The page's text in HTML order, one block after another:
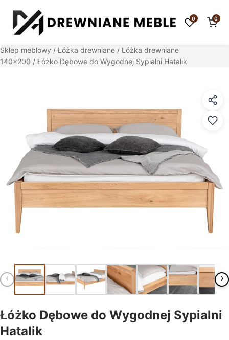
0 0
Sklep meblowy / Łóżka drewniane / Łóżka drewniane
140x200 / Łóżko Dębowe do Wygodnej Sypialni Hatalik
‹ ›
Łóżko Dębowe do Wygodnej Sypialni
Hatalik